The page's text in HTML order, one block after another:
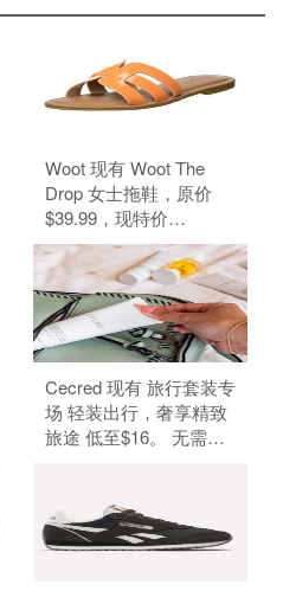
Woot 现有 Woot The
Drop 女士拖鞋，原价
$39.99，现特价
$6.99（约47.29元）。
无需使用优惠码。 优惠
随时可能失效。
Cecred 现有 旅行套装专
场 轻装出行，奢享精致
旅途 低至$16。 无需使
14点59分。 满$50.00免
美国境内运费。